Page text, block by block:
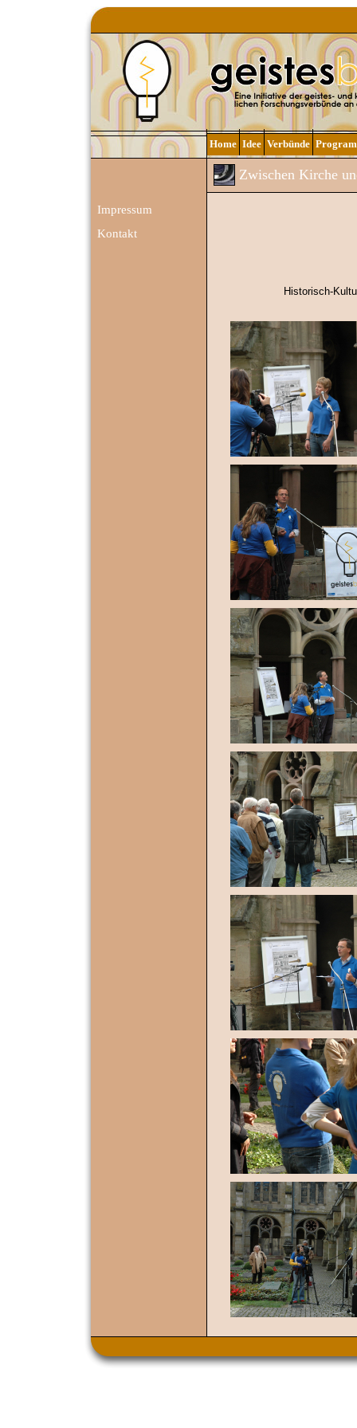
Home Idee Verbünde
Impressum
Kontakt
Zwischen Kirche
Historisch-